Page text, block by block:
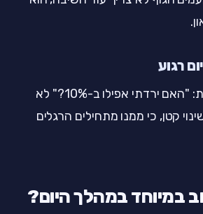
סיימו עם שאלה אחת: "האם ירדתי אפילו ב-10%?" לא
קטן, כי ממנו מתחילים הרגלים
במיוחד במהלך היום?